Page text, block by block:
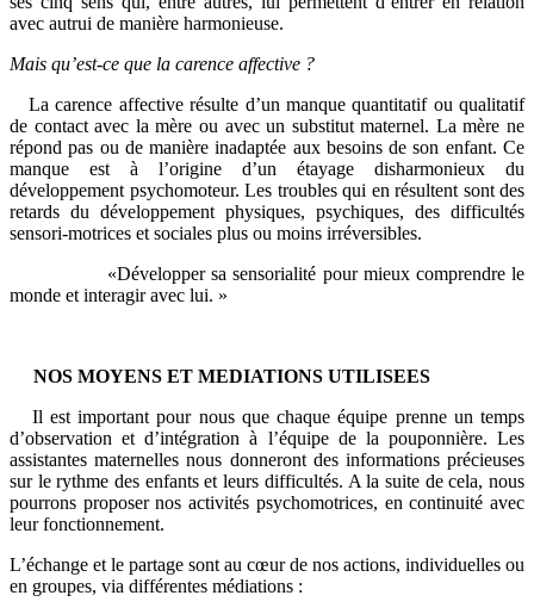
avec autrui de manière harmonieuse.
Mais qu’est-ce que la carence affective ?
La carence affective résulte d’un manque quantitatif ou qualitatif
de contact avec la mère ou avec un substitut maternel. La mère ne
répond pas ou de manière inadaptée aux besoins de son enfant. Ce
manque est à l’origine d’un étayage disharmonieux du
développement psychomoteur. Les troubles qui en résultent sont des
retards du développement physiques, psychiques, des difficultés
sensori-motrices et sociales plus ou moins irréversibles.
«Développer sa sensorialité pour mieux comprendre le
monde et interagir avec lui. »
NOS MOYENS ET MEDIATIONS UTILISEES
Il est important pour nous que chaque équipe prenne un temps
d’observation et d’intégration à l’équipe de la pouponnière. Les
assistantes maternelles nous donneront des informations précieuses
sur le rythme des enfants et leurs difficultés. A la suite de cela, nous
pourrons proposer nos activités psychomotrices, en continuité avec
leur fonctionnement.
L’échange et le partage sont au cœur de nos actions, individuelles ou
en groupes, via différentes médiations :